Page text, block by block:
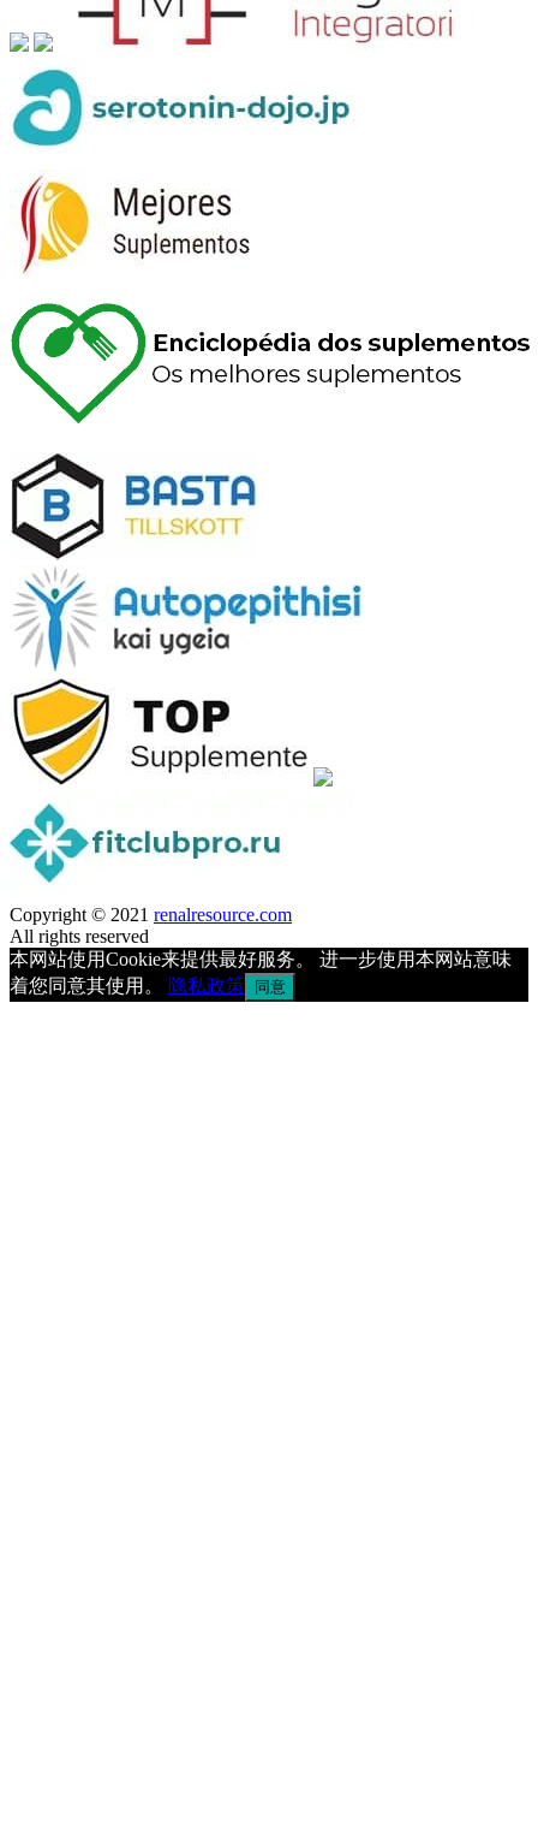
Copyright © 2021 renalresource.com
All rights reserved
本网站使用Cookie来提供最好服务。 进一步使用本网站意味
着您同意其使用。
隐私政策 同意